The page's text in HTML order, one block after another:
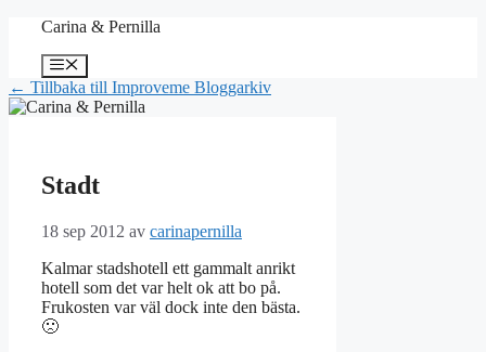
Hoppa
innehåll
Carina & Pernilla
Meny
← Tillbaka till Improveme Bloggarkiv
Stadt
18 sep 2012 av carinapernilla
Kalmar stadshotell ett gammalt anrikt
hotell som det var helt ok att bo på.
Frukosten var väl dock inte den bästa.
🙁